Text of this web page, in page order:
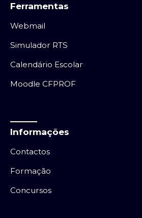
Ferramentas
Webmail
Simulador RTS
Calendário Escolar
Moodle CFPROF
Informações
Contactos
Formação
Concursos